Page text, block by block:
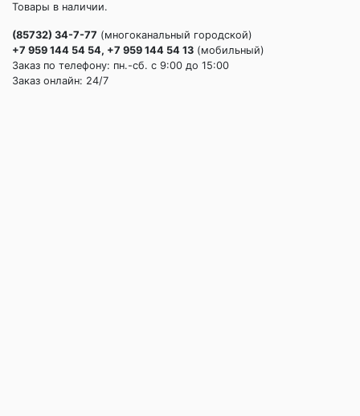
Товары в наличии.
(85732) 34-7-77 (многоканальный городской)
+7 959 144 54 54, +7 959 144 54 13 (мобильный)
Заказ по телефону: пн.-сб. c 9:00 до 15:00
Заказ онлайн: 24/7